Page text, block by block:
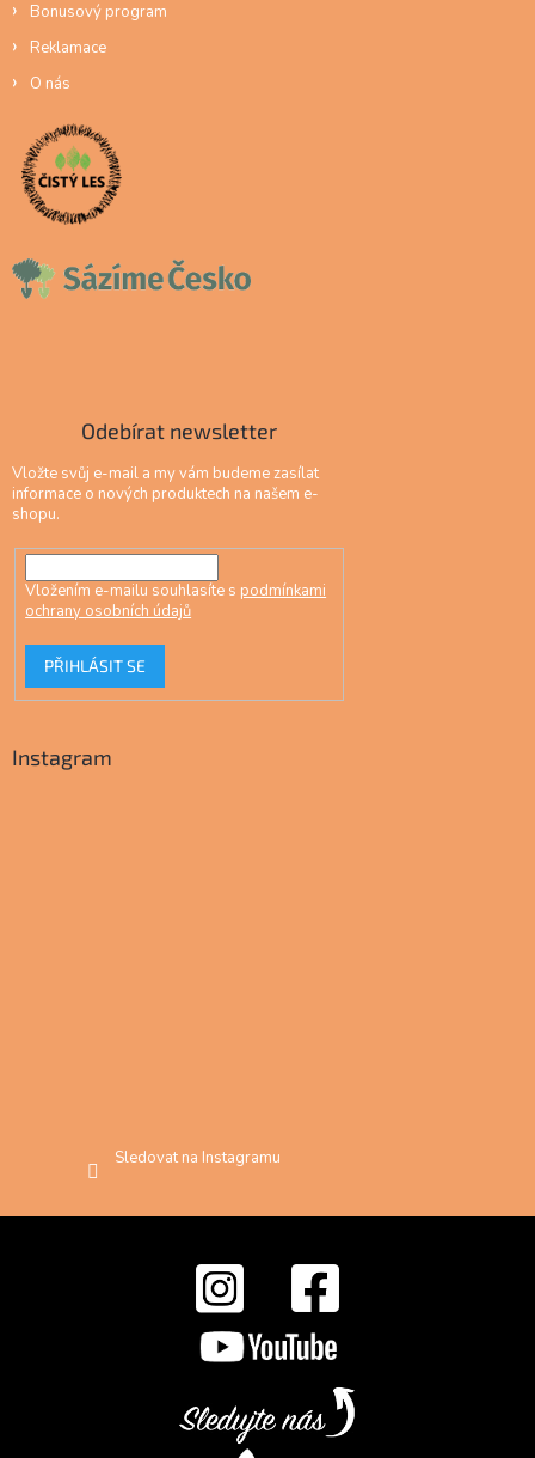
Bonusový program
Reklamace
O nás
Odebírat newsletter
Vložte svůj e-mail a my vám budeme zasílat
informace o nových produktech na našem e-
shopu.
Vložením e-mailu souhlasíte s podmínkami
ochrany osobních údajů
PŘIHLÁSIT SE
Instagram
Sledovat na Instagramu